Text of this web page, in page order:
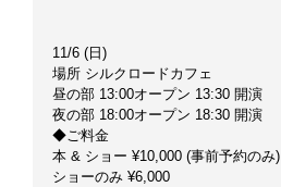
11/6 (日)
場所 シルクロードカフェ
昼の部 13:00オープン 13:30 開演
夜の部 18:00オープン 18:30 開演
◆ご料金
本 & ショー ¥10,000 (事前予約のみ)
ショーのみ ¥6,000